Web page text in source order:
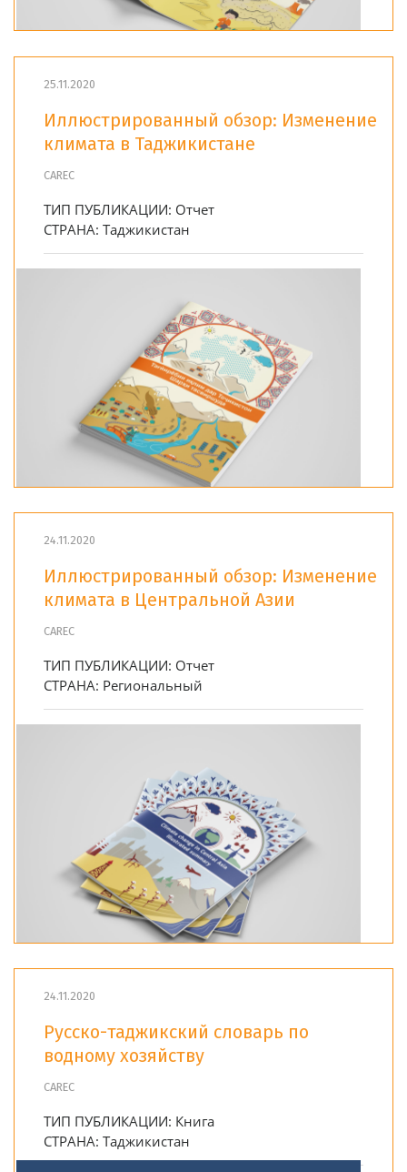
25.11.2020
Иллюстрированный обзор: Изменение
климата в Таджикистане
CAREC
ТИП ПУБЛИКАЦИИ: Отчет
СТРАНА: Таджикистан
24.11.2020
Иллюстрированный обзор: Изменение
климата в Центральной Азии
CAREC
ТИП ПУБЛИКАЦИИ: Отчет
СТРАНА: Региональный
24.11.2020
Русско-таджикский словарь по
водному хозяйству
CAREC
ТИП ПУБЛИКАЦИИ: Книга
СТРАНА: Таджикистан